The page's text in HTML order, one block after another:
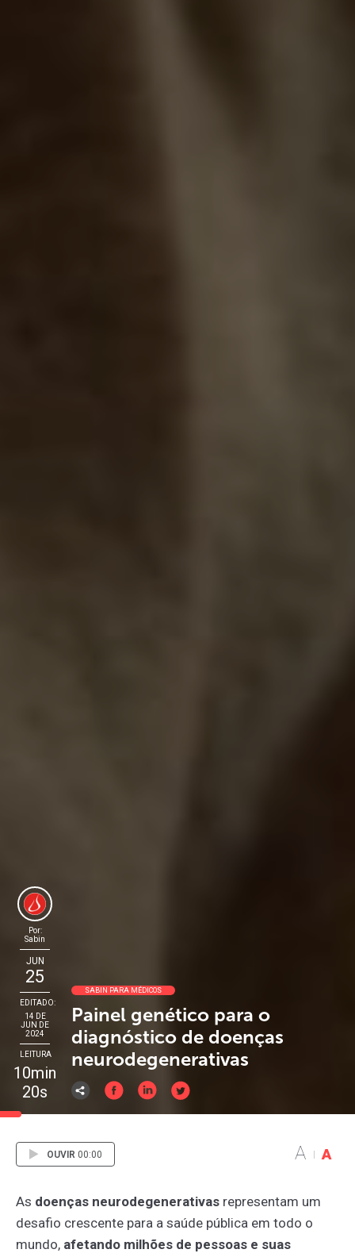
SABIN PARA MÉDICOS
Painel genético para o
diagnóstico de doenças
neurodegenerativas
Por:
Sabin
JUN
25
EDITADO:
14 DE
JUN DE
2024
LEITURA
10min
20s
OUVIR 00:00 A A
As doenças neurodegenerativas representam um
desafio crescente para a saúde pública em todo o
mundo, afetando milhões de pessoas e suas